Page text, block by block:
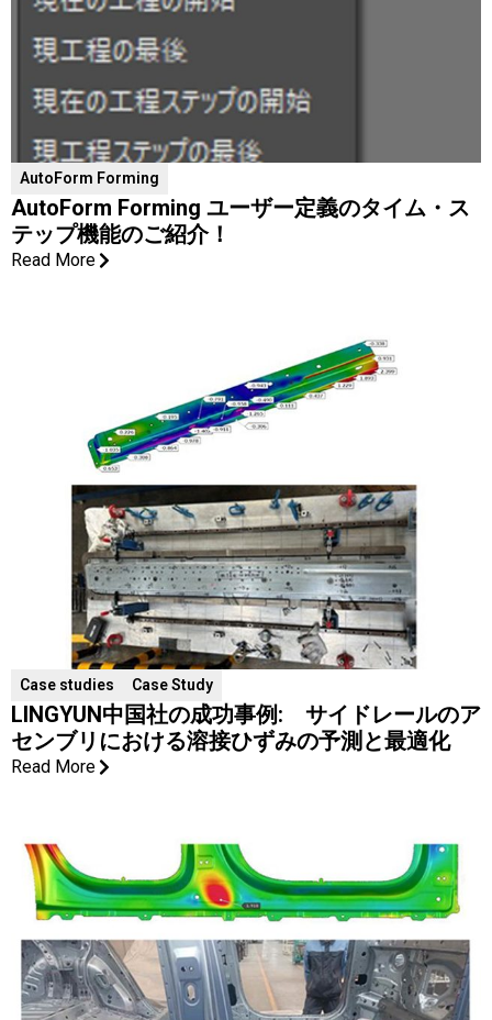
AutoForm Forming
AutoForm Forming ユーザー定義のタイム・ス
テップ機能のご紹介！
Read More
Case studies Case Study
LINGYUN中国社の成功事例: サイドレールのア
センブリにおける溶接ひずみの予測と最適化
Read More